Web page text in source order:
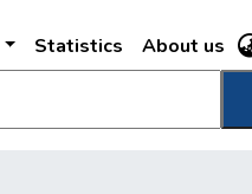
Statistics About us